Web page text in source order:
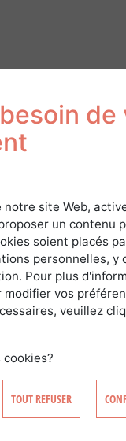
SE
de
site Web,
un contenu
soient placés
personnelles, y
Pour plus
modifier vos
veuillez
TOUT REFUSER